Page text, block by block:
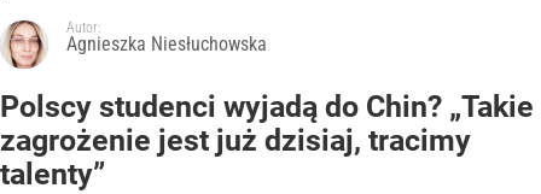
Autor:
Agnieszka Niesłuchowska
Polscy studenci wyjadą do Chin? „Takie
zagrożenie jest już dzisiaj, tracimy
talenty”